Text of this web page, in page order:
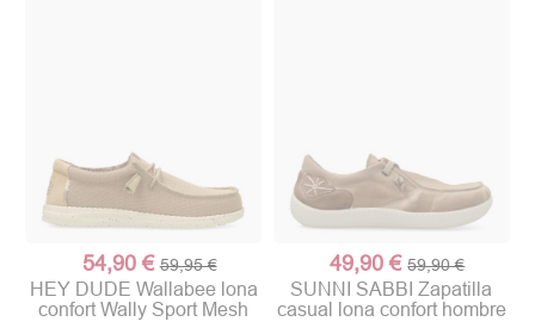
54,90 € 59,95 €
HEY DUDE Wallabee lona
confort Wally Sport Mesh
49,90 € 59,90 €
SUNNI SABBI Zapatilla
casual lona confort hombre